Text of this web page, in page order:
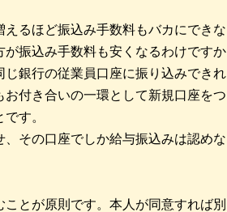
るほど振込み手数料もバカにできな
振込み手数料も安くなるわけですか
銀行の従業員口座に振り込みできれ
付き合いの一環として新規口座をつ
す。
その口座でしか給与振込みは認めな
とが原則です。本人が同意すれば別